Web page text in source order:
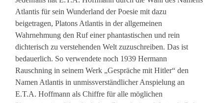
Atlantis für sein Wunderland der Poesie mit dazu
beigetragen, Platons Atlantis in der allgemeinen
Wahrnehmung den Ruf einer phantastischen und rein
dichterisch zu verstehenden Welt zuzuschreiben. Das ist
bedauerlich. So verwendete noch 1939 Hermann
Rauschning in seinem Werk „Gespräche mit Hitler“ den
Namen Atlantis in unmissverständlicher Anspielung an
E.T.A. Hoffmann als Chiffre für alle möglichen